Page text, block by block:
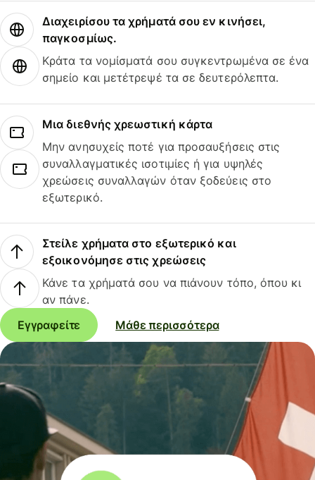
Διαχειρίσου τα χρήματά σου εν κινήσει,
παγκοσμίως.
Κράτα τα νομίσματά σου συγκεντρωμένα σε ένα
σημείο και μετέτρεψέ τα σε δευτερόλεπτα.
Μια διεθνής χρεωστική κάρτα
Μην ανησυχείς ποτέ για προσαυξήσεις στις
συναλλαγματικές ισοτιμίες ή για υψηλές
χρεώσεις συναλλαγών όταν ξοδεύεις στο
εξωτερικό.
Στείλε χρήματα στο εξωτερικό και
εξοικονόμησε στις χρεώσεις
Κάνε τα χρήματά σου να πιάνουν τόπο, όπου κι
αν πάνε.
Εγγραφείτε
Μάθε περισσότερα